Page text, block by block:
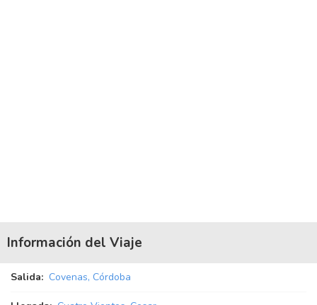
Información del Viaje
Salida: Covenas, Córdoba